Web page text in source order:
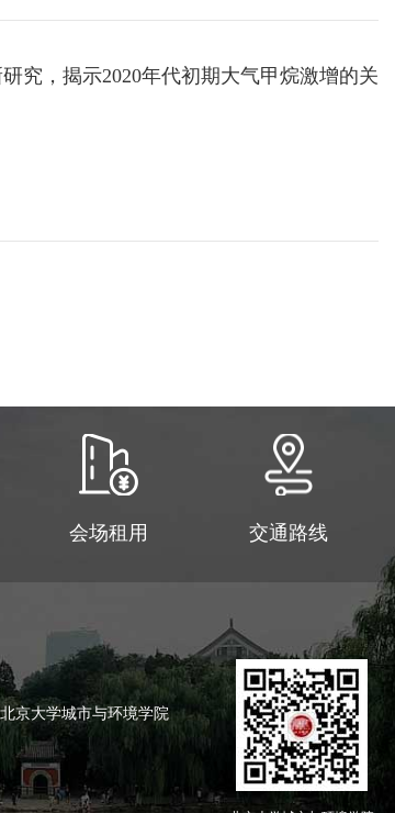
究，揭示2020年代初期大气甲烷激增的关
会场租用 交通路线
京大学城市与环境学院